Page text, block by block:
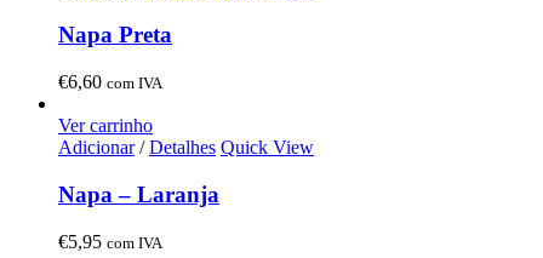
Napa Preta
€6,60 com IVA
Ver carrinho
Adicionar/ Detalhes Quick View
Napa – Laranja
€5,95 com IVA